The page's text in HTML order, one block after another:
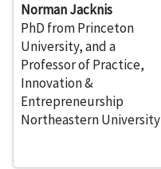
Norman Jacknis
PhD from Princeton
University, and a
Professor of Practice,
Innovation &
Entrepreneurship
Northeastern University